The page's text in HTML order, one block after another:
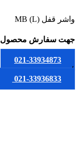
واشر قفل MB (L)
جهت سفارش محصول
021-33934873
یا
021-33936833